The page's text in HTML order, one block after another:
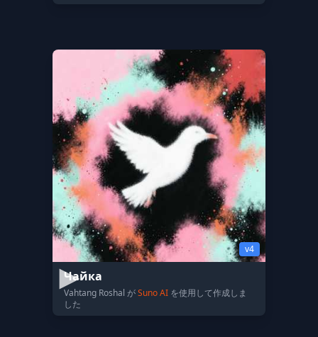
v4
Чайка
Vahtang Roshal がSuno AI を使用して作成しま
した